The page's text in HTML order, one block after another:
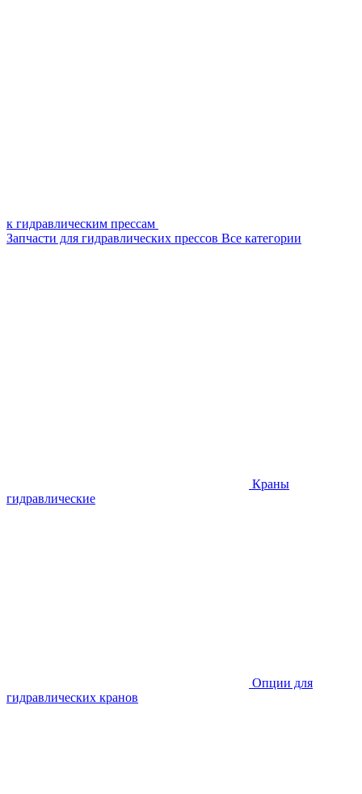
к гидравлическим прессам
Запчасти для гидравлических прессов Все категории
Краны
гидравлические
Опции для
гидравлических кранов